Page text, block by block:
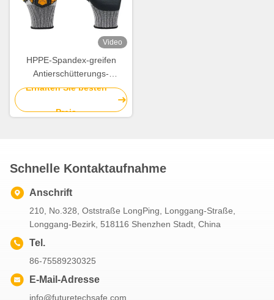
Video
HPPE-Spandex-greifen
Antierschütterungs-
Handschuhe Abnutzungs-
Erhalten Sie besten
Preis
Schnelle Kontaktaufnahme
Anschrift
210, No.328, Oststraße LongPing, Longgang-Straße,
Longgang-Bezirk, 518116 Shenzhen Stadt, China
Tel.
86-75589230325
E-Mail-Adresse
info@futuretechsafe.com